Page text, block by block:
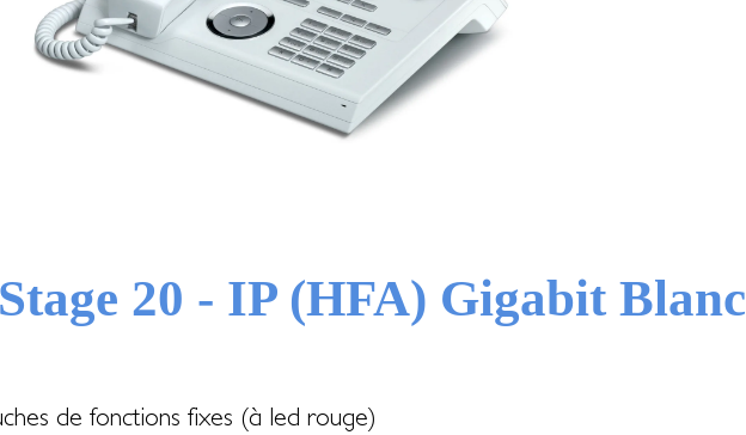
20 - IP (HFA) Gigabit Blanc
de fonctions fixes (à led rouge)